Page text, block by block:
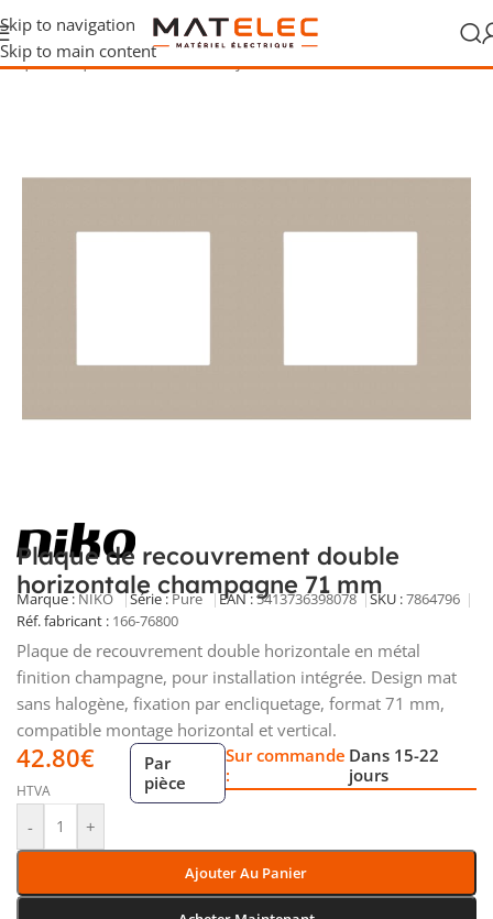
Skip to navigation
Skip to main content
/Plaques de finition et enjoliveurs/Accessoires de finition
Plaque de recouvrement double
horizontale champagne 71 mm
Marque :NIKO Série :Pure EAN :5413736398078 SKU :7864796
Réf. fabricant : 166-76800
Plaque de recouvrement double horizontale en métal
finition champagne, pour installation intégrée. Design mat
sans halogène, fixation par encliquetage, format 71 mm,
compatible montage horizontal et vertical.
42.80€
HTVA
Par
pièce
Sur commande
:
Dans 15-22
jours
- +
Ajouter Au Panier